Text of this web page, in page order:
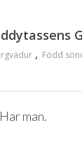
Född
Har man.